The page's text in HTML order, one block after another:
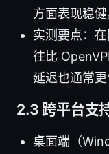
方面表现稳健
实测要点：
往比
延迟也通常更
2.3 跨平台支
桌面端（